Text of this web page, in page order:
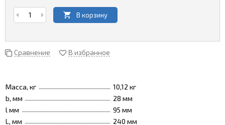
В корзину
Сравнение В избранное
Масса, кг
10,12 кг
b, мм
28 мм
l мм
95 мм
L, мм
240 мм